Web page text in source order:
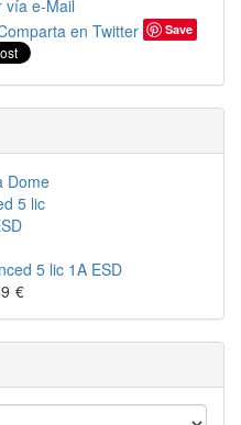
Save
5 lic 1A ESD
€